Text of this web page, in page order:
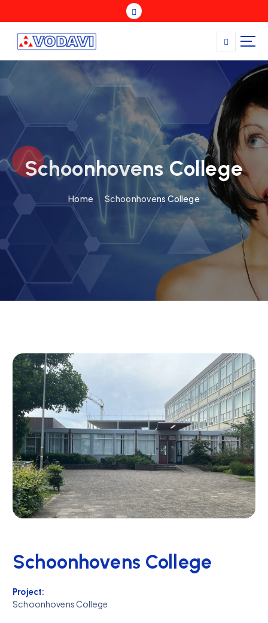
Schoonhovens College
Home Schoonhovens College
Schoonhovens College
Project:
Schoonhovens College